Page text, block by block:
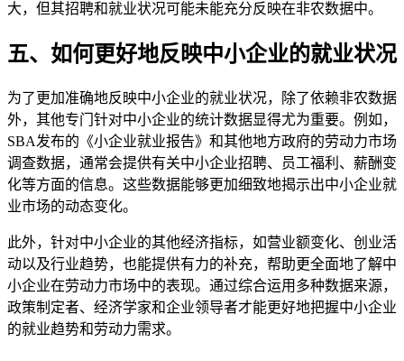
大，但其招聘和就业状况可能未能充分反映在非农数据中。
五、如何更好地反映中小企业的就业状况
为了更加准确地反映中小企业的就业状况，除了依赖非农数据
外，其他专门针对中小企业的统计数据显得尤为重要。例如，
SBA发布的《小企业就业报告》和其他地方政府的劳动力市场
调查数据，通常会提供有关中小企业招聘、员工福利、薪酬变
化等方面的信息。这些数据能够更加细致地揭示出中小企业就
业市场的动态变化。
此外，针对中小企业的其他经济指标，如营业额变化、创业活
动以及行业趋势，也能提供有力的补充，帮助更全面地了解中
小企业在劳动力市场中的表现。通过综合运用多种数据来源，
政策制定者、经济学家和企业领导者才能更好地把握中小企业
的就业趋势和劳动力需求。